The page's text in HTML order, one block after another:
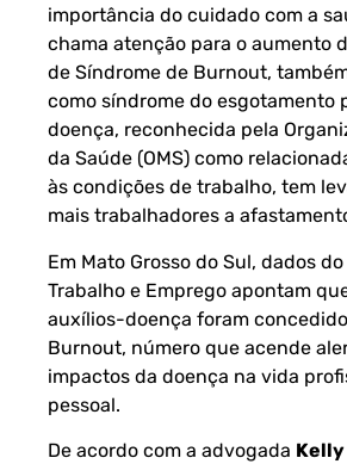
importância do cuidado com a
chama atenção para o aumento
de Síndrome de Burnout,
como síndrome do esgotamento
doença, reconhecida pela
da Saúde (OMS) como
às condições de trabalho, tem
mais trabalhadores a
Em Mato Grosso do Sul, dados
Trabalho e Emprego apontam
auxílios-doença foram
Burnout, número que acende
impactos da doença na vida
pessoal.
De acordo com a advogada